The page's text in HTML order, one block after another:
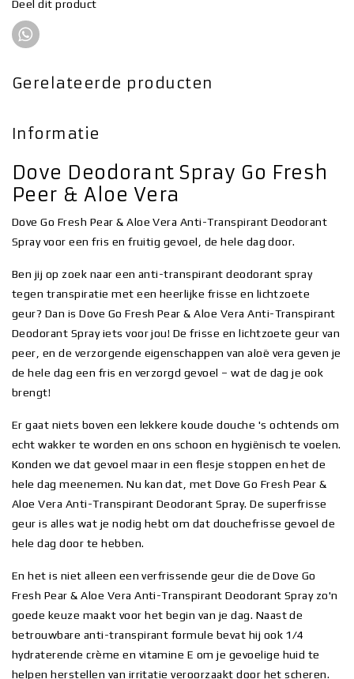
Deel dit product
Gerelateerde producten
Informatie
Dove Deodorant Spray Go Fresh
Peer & Aloe Vera
Dove Go Fresh Pear & Aloe Vera Anti-Transpirant Deodorant
Spray voor een fris en fruitig gevoel, de hele dag door.
Ben jij op zoek naar een anti-transpirant deodorant spray
tegen transpiratie met een heerlijke frisse en lichtzoete
geur? Dan is Dove Go Fresh Pear & Aloe Vera Anti-Transpirant
Deodorant Spray iets voor jou! De frisse en lichtzoete geur van
peer, en de verzorgende eigenschappen van aloë vera geven je
de hele dag een fris en verzorgd gevoel – wat de dag je ook
brengt!
Er gaat niets boven een lekkere koude douche 's ochtends om
echt wakker te worden en ons schoon en hygiënisch te voelen.
Konden we dat gevoel maar in een flesje stoppen en het de
hele dag meenemen. Nu kan dat, met Dove Go Fresh Pear &
Aloe Vera Anti-Transpirant Deodorant Spray. De superfrisse
geur is alles wat je nodig hebt om dat douchefrisse gevoel de
hele dag door te hebben.
En het is niet alleen een verfrissende geur die de Dove Go
Fresh Pear & Aloe Vera Anti-Transpirant Deodorant Spray zo'n
goede keuze maakt voor het begin van je dag. Naast de
betrouwbare anti-transpirant formule bevat hij ook 1/4
hydraterende crème en vitamine E om je gevoelige huid te
helpen herstellen van irritatie veroorzaakt door het scheren.